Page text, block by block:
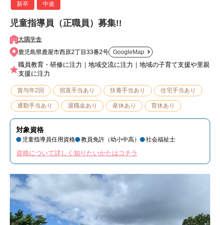
新卒 中途
児童指導員（正職員）募集!!
大隅学舎
鹿児島県鹿屋市西原2丁目33番2号
GoogleMap
職員教育・研修に注力｜地域交流に注力｜地域の子育て支援や里親
支援に注力
賞与年2回 宿直手当あり 扶養手当あり 住宅手当あり
通勤手当あり 退職金あり 産休あり 育休あり
対象資格
児童指導員任用資格 教員免許（幼小中高） 社会福祉士
資格について詳しく知りたいかたはコチラ